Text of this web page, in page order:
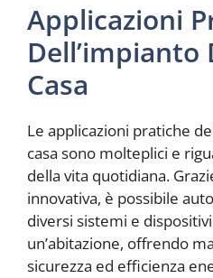
Applicazioni
Casa
Le applicazioni pratiche
casa sono molteplici e
della vita quotidiana.
innovativa, è possibile
diversi sistemi e
un’abitazione, offrendo
sicurezza ed efficienza